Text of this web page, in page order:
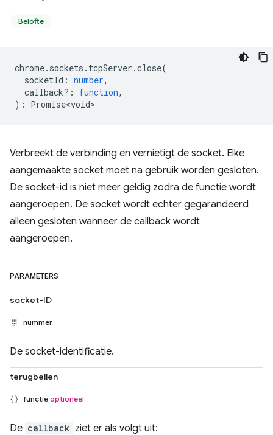
Belofte
chrome. sockets . tcpServer .close(
socketId : number,
callback? : function,
) : Promise<void>
Verbreekt de verbinding en vernietigt de socket. Elke
aangemaakte socket moet na gebruik worden gesloten.
De socket-id is niet meer geldig zodra de functie wordt
aangeroepen. De socket wordt echter gegarandeerd
alleen gesloten wanneer de callback wordt
aangeroepen.
PARAMETERS
socket-ID
nummer
De socket-identificatie.
terugbellen
functie optioneel
De callback ziet er als volgt uit: